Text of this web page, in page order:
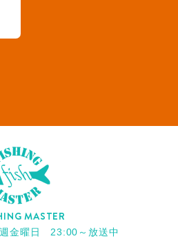
MASTER
金曜日 23:00～放送中